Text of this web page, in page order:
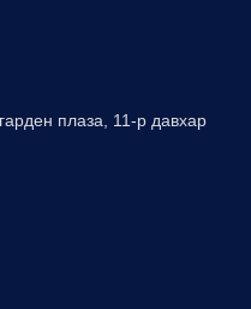
плаза, 11-р давхар